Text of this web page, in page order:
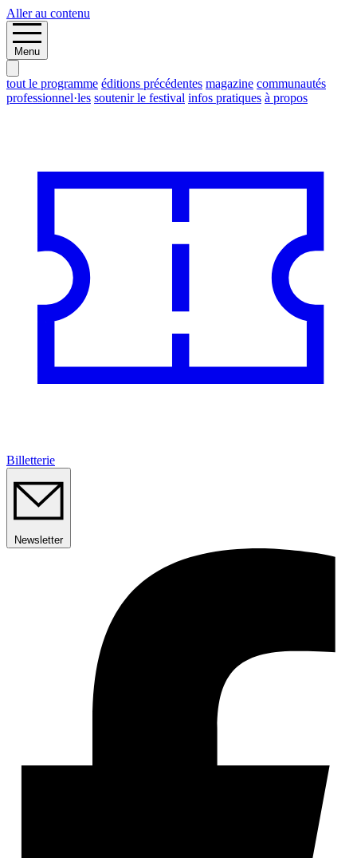
Aller au contenu
Menu
tout le programme éditions précédentes magazine communautés
professionnel·les soutenir le festival infos pratiques à propos
Billetterie
Newsletter